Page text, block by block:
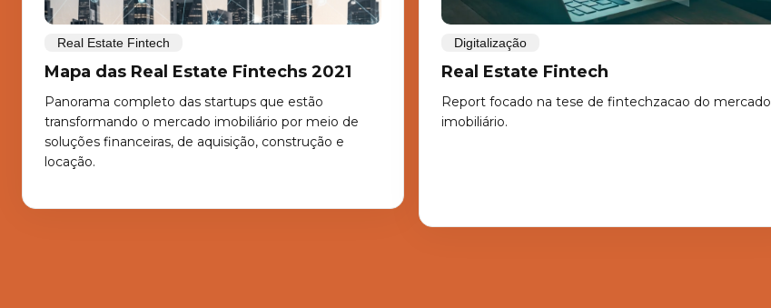
Real Estate Fintech
Mapa das Real Estate Fintechs 2021
Panorama completo das startups que estão
transformando o mercado imobiliário por meio de
soluções financeiras, de aquisição, construção e
locação.
Digitalização
Real Estate Fintech
Report focado na tese de fintechzacao do mercado
imobiliário.